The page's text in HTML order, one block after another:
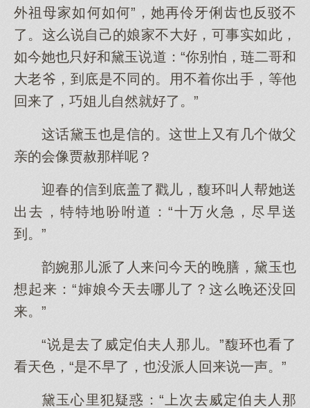
外祖母家如何如何”，她再伶牙俐齿也反驳不
了。这么说自己的娘家不大好，可事实如此，
如今她也只好和黛玉说道：“你别怕，琏二哥和
大老爷，到底是不同的。用不着你出手，等他
回来了，巧姐儿自然就好了。”
这话黛玉也是信的。这世上又有几个做父
亲的会像贾赦那样呢？
迎春的信到底盖了戳儿，馥环叫人帮她送
出去，特特地吩咐道：“十万火急，尽早送
到。”
韵婉那儿派了人来问今天的晚膳，黛玉也
想起来：“婶娘今天去哪儿了？这么晚还没回
来。”
“说是去了威定伯夫人那儿。”馥环也看了
看天色，“是不早了，也没派人回来说一声。”
黛玉心里犯疑惑：“上次去威定伯夫人那